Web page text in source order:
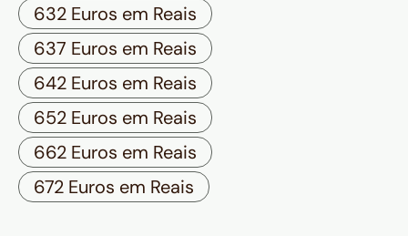
632 Euros em Reais
637 Euros em Reais
642 Euros em Reais
652 Euros em Reais
662 Euros em Reais
672 Euros em Reais